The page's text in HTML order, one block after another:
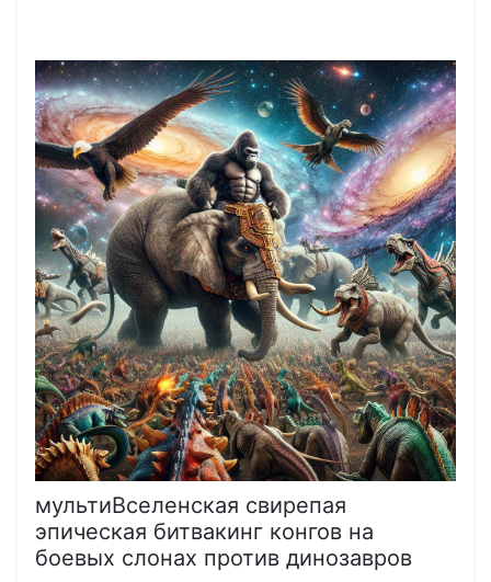
мультиВселенская свирепая
эпическая битвакинг конгов на
боевых слонах против динозавров